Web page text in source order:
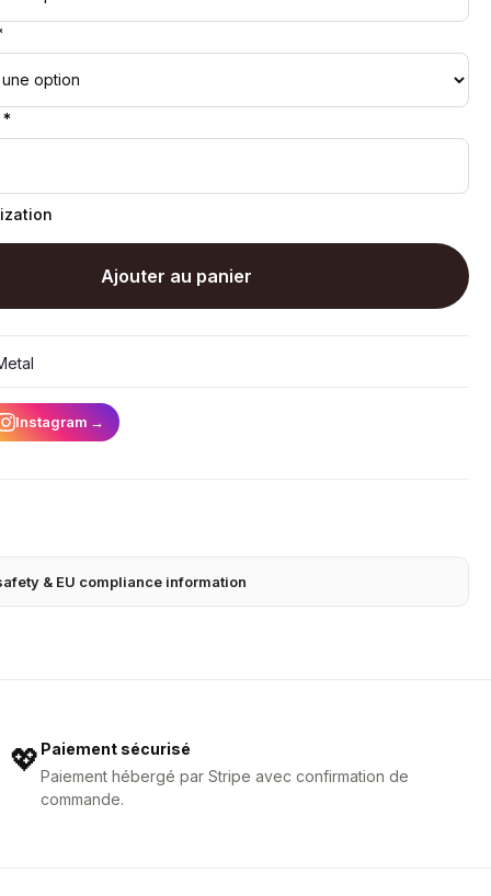
Ajouter au panier
Instagram →
& EU compliance information
💖Paiement sécurisé
Paiement hébergé par Stripe avec confirmation de
commande.